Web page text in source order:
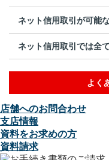
ネット信用取引が可能
ネット信用取引では全
よく
店舗へのお問合わせ
支店情報
資料をお求めの方
資料請求